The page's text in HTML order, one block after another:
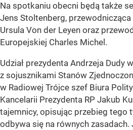
Na spotkaniu obecni będą także
Jens Stoltenberg,
Ursula Von der Leyen oraz
Europejskiej Charles Michel.
Udział prezydenta Andrzeja Dudy
z sojusznikami Stanów
w Radiowej Trójce szef Biura
Kancelarii Prezydenta RP Jakub
tajemnicy, opisując przebieg tego
odbywa się na równych zasadach.